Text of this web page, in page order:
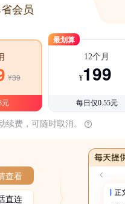
会员
¥39
元
最划算
12个月
¥199
每日仅0.55元
续费，可随时取消。
查看
直连